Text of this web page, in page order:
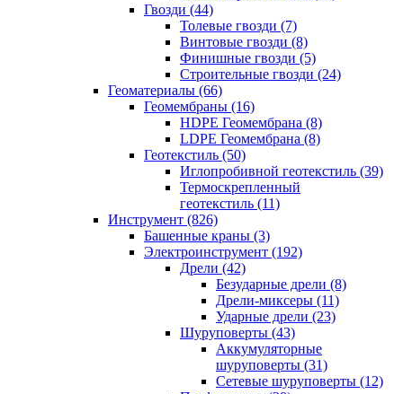
Гвозди (44)
Толевые гвозди (7)
Винтовые гвозди (8)
Финишные гвозди (5)
Строительные гвозди (24)
Геоматериалы (66)
Геомембраны (16)
HDPE Геомембрана (8)
LDPE Геомембрана (8)
Геотекстиль (50)
Иглопробивной геотекстиль (39)
Термоскрепленный
геотекстиль (11)
Инструмент (826)
Башенные краны (3)
Электроинструмент (192)
Дрели (42)
Безударные дрели (8)
Дрели-миксеры (11)
Ударные дрели (23)
Шуруповерты (43)
Аккумуляторные
шуруповерты (31)
Сетевые шуруповерты (12)